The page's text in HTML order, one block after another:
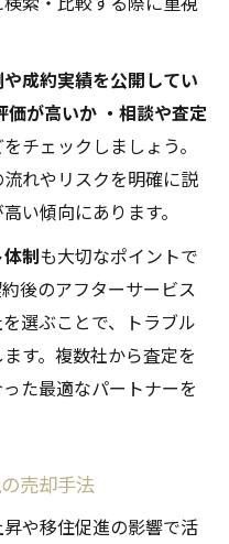
や成約実績を公開してい
価が高いか ・相談や査定
チェックしましょう。
れやリスクを明確に説
い傾向にあります。
制も大切なポイントで
後のアフターサービス
選ぶことで、トラブル
す。複数社から査定を
た最適なパートナーを
売却手法
や移住促進の影響で活